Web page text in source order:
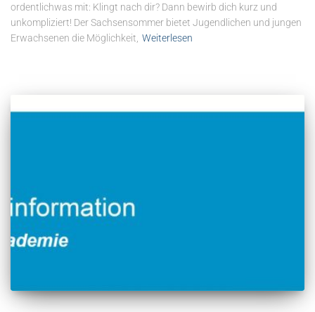
ordentlichwas mit: Klingt nach dir? Dann bewirb dich kurz und
unkompliziert! Der Sachsensommer bietet Jugendlichen und jungen
Erwachsenen die Möglichkeit, Weiterlesen